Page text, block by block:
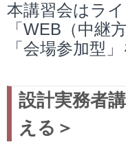
本講習会はラ
「WEB（中継
「会場参加型
設計実務者
える＞